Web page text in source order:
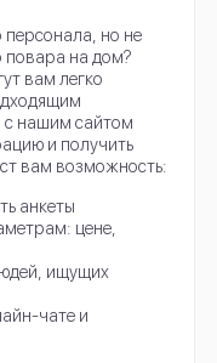
но не
повара на дом?
вам легко
с нашим сайтом
и получить
вам возможность:
анкеты
цене,
ищущих
чате и